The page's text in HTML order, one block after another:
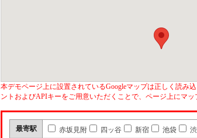
本デモページ上に設置されているGoogleマップは正しく読み
ントおよびAPIキーをご用意いただくことで、ページ上にマッ
最寄駅 赤坂見附 四ッ谷 新宿 池袋